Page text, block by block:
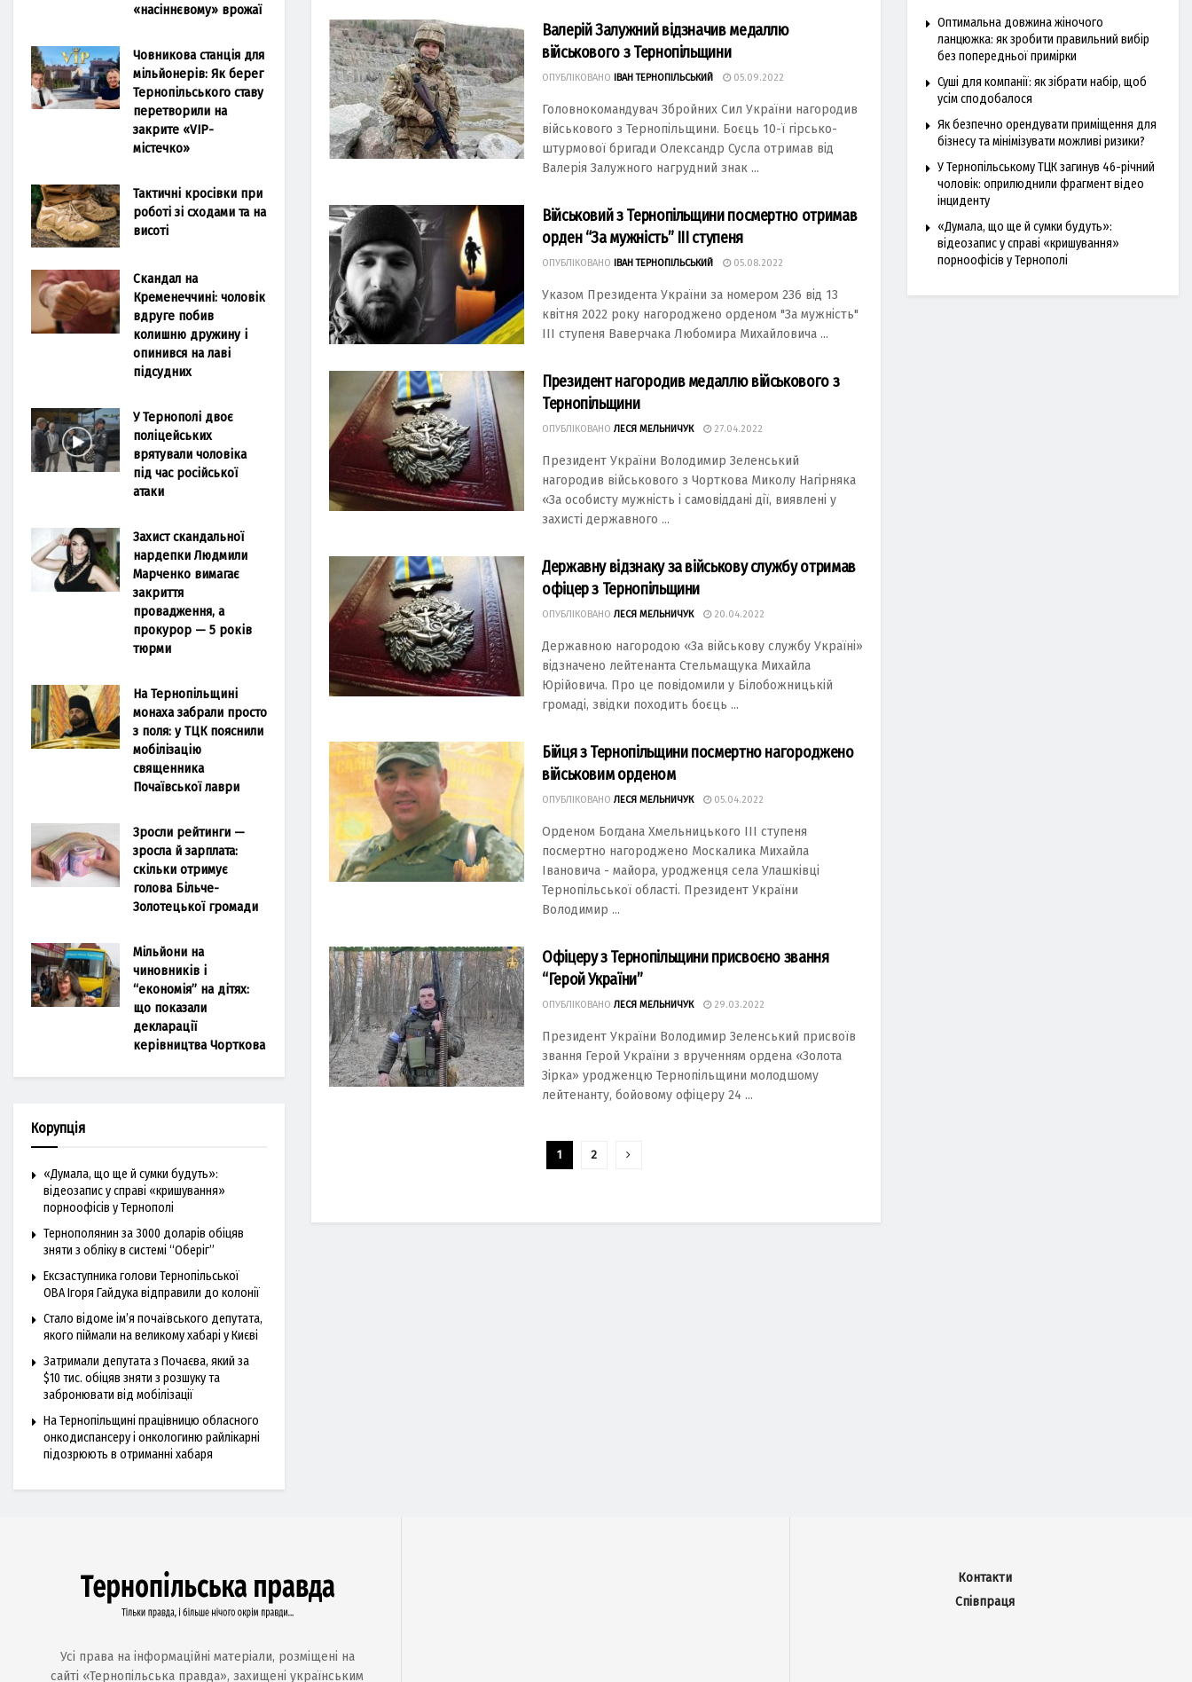
Валерій Залужний відзначив медаллю
військового з Тернопільщини
ОПУБЛІКОВАНО ІВАН ТЕРНОПІЛЬСЬКИЙ 05.09.2022
Головнокомандувач Збройних Сил України нагородив
військового з Тернопільщини. Боєць 10-ї гірсько-
штурмової бригади Олександр Сусла отримав від
Валерія Залужного нагрудний знак ...
Військовий з Тернопільщини посмертно отримав
орден “За мужність” ІІІ ступеня
ОПУБЛІКОВАНО ІВАН ТЕРНОПІЛЬСЬКИЙ 05.08.2022
Указом Президента України за номером 236 від 13
квітня 2022 року нагороджено орденом "За мужність"
ІІІ ступеня Ваверчака Любомира Михайловича ...
Президент нагородив медаллю військового з
Тернопільщини
ОПУБЛІКОВАНО ЛЕСЯ МЕЛЬНИЧУК 27.04.2022
Президент України Володимир Зеленський
нагородив військового з Чорткова Миколу Нагірняка
«За особисту мужність і самовіддані дії, виявлені у
захисті державного ...
Державну відзнаку за військову службу отримав
офіцер з Тернопільщини
ОПУБЛІКОВАНО ЛЕСЯ МЕЛЬНИЧУК 20.04.2022
Державною нагородою «За військову службу Україні»
відзначено лейтенанта Стельмащука Михайла
Юрійовича. Про це повідомили у Білобожницькій
громаді, звідки походить боєць ...
Бійця з Тернопільщини посмертно нагороджено
військовим орденом
ОПУБЛІКОВАНО ЛЕСЯ МЕЛЬНИЧУК 05.04.2022
Орденом Богдана Хмельницького ІІІ ступеня
посмертно нагороджено Москалика Михайла
Івановича - майора, уродженця села Улашківці
Тернопільської області. Президент України
Володимир ...
Офіцеру з Тернопільщини присвоєно звання
“Герой України”
ОПУБЛІКОВАНО ЛЕСЯ МЕЛЬНИЧУК 29.03.2022
Президент України Володимир Зеленський присвоїв
звання Герой України з врученням ордена «Золота
Зірка» уродженцю Тернопільщини молодшому
лейтенанту, бойовому офіцеру 24 ...
1 2
«насіннєвому» врожаї
Човникова станція для
мільйонерів: Як берег
Тернопільського ставу
перетворили на
закрите «VIP-
містечко»
Тактичні кросівки при
роботі зі сходами та на
висоті
Скандал на
Кременеччині: чоловік
вдруге побив
колишню дружину і
опинився на лаві
підсудних
У Тернополі двоє
поліцейських
врятували чоловіка
під час російської
атаки
Захист скандальної
нардепки Людмили
Марченко вимагає
закриття
провадження, а
прокурор — 5 років
тюрми
На Тернопільщині
монаха забрали просто
з поля: у ТЦК пояснили
мобілізацію
священника
Почаївської лаври
Зросли рейтинги —
зросла й зарплата:
скільки отримує
голова Більче-
Золотецької громади
Мільйони на
чиновників і
“економія” на дітях:
що показали
декларації
керівництва Чорткова
Корупція
«Думала, що ще й сумки будуть»:
відеозапис у справі «кришування»
порноофісів у Тернополі
Тернополянин за 3000 доларів обіцяв
зняти з обліку в системі “Оберіг”
Ексзаступника голови Тернопільської
ОВА Ігоря Гайдука відправили до колонії
Стало відоме ім’я почаївського депутата,
якого піймали на великому хабарі у Києві
Затримали депутата з Почаєва, який за
$10 тис. обіцяв зняти з розшуку та
забронювати від мобілізації
На Тернопільщині працівницю обласного
онкодиспансеру і онкологиню райлікарні
підозрюють в отриманні хабаря
Оптимальна довжина жіночого
ланцюжка: як зробити правильний вибір
без попередньої примірки
Суші для компанії: як зібрати набір, щоб
усім сподобалося
Як безпечно орендувати приміщення для
бізнесу та мінімізувати можливі ризики?
У Тернопільському ТЦК загинув 46-річний
чоловік: оприлюднили фрагмент відео
інциденту
«Думала, що ще й сумки будуть»:
відеозапис у справі «кришування»
порноофісів у Тернополі
Усі права на інформаційні матеріали, розміщені на
сайті «Тернопільська правда», захищені українським
Контакти
Співпраця